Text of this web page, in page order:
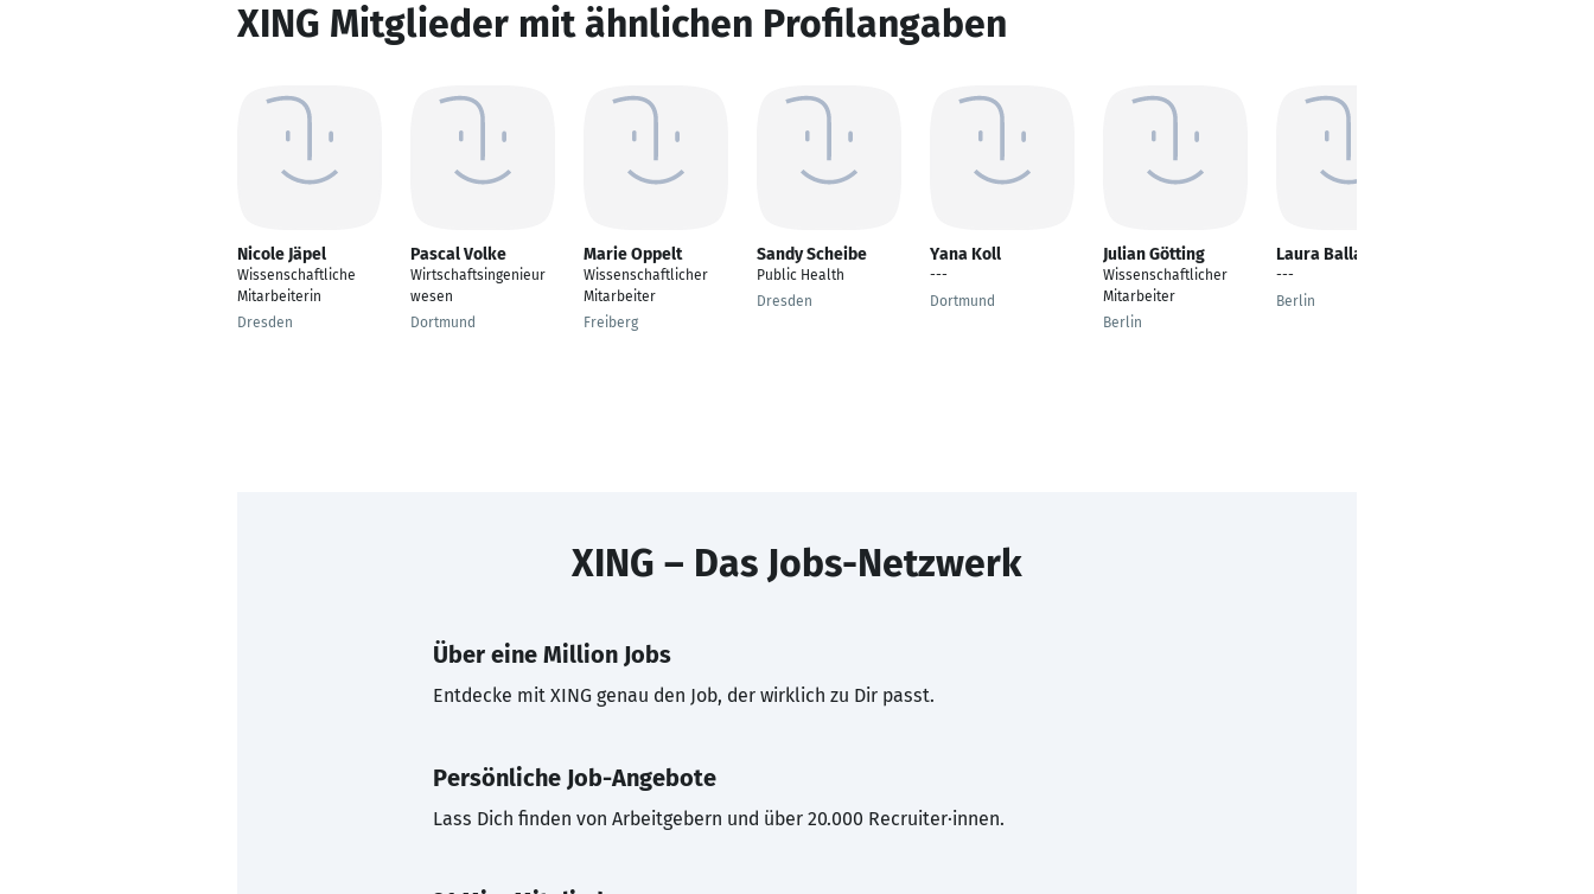
XING Mitglieder mit ähnlichen Profilangaben
Nicole Jäpel
Wissenschaftliche
Mitarbeiterin
Dresden
Pascal Volke
Wirtschaftsingenieur
wesen
Dortmund
Marie Oppelt
Wissenschaftlicher
Mitarbeiter
Freiberg
Sandy Scheibe
Public Health
Dresden
Yana Koll
---
Dortmund
Julian Götting
Wissenschaftlicher
Mitarbeiter
Berlin
Laura Ballaschk
---
Berlin
XING – Das Jobs-Netzwerk
Über eine Million Jobs
Entdecke mit XING genau den Job, der wirklich zu Dir passt.
Persönliche Job-Angebote
Lass Dich finden von Arbeitgebern und über 20.000 Recruiter·innen.